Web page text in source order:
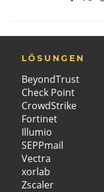
LÖSUNGEN
BeyondTrust
Check Point
CrowdStrike
Fortinet
Illumio
SEPPmail
Vectra
xorlab
Zscaler